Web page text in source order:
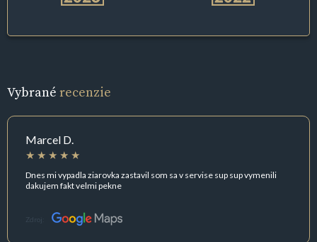
Vybrané recenzie
Marcel D.
Dnes mi vypadla ziarovka zastavil som sa v servise sup sup vymenili
dakujem fakt velmi pekne
Zdroj: